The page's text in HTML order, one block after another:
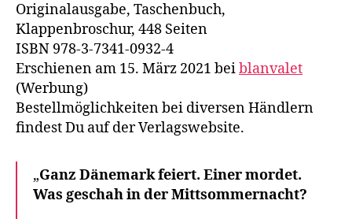
Originalausgabe, Taschenbuch,
Klappenbroschur, 448 Seiten
ISBN 978-3-7341-0932-4
Erschienen am 15. März 2021 beiblanvalet
(Werbung)
Bestellmöglichkeiten bei diversen Händlern
findest Du auf der Verlagswebsite.
„Ganz Dänemark feiert. Einer mordet.
Was geschah in der Mittsommernacht?